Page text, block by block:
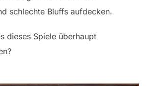
schlechte Bluffs aufdecken.
dieses Spiele überhaupt